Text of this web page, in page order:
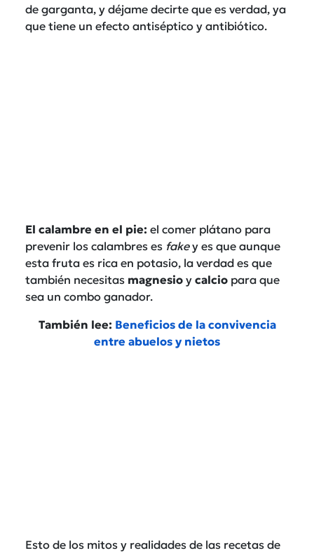
de garganta, y déjame decirte que es verdad, ya
que tiene un efecto antiséptico y antibiótico.
El calambre en el pie: el comer plátano para
prevenir los calambres es fakey es que aunque
esta fruta es rica en potasio, la verdad es que
también necesitas magnesio y calcio para que
sea un combo ganador.
También lee: Beneficios de la convivencia
entre abuelos y nietos
Esto de los mitos y realidades de las recetas de